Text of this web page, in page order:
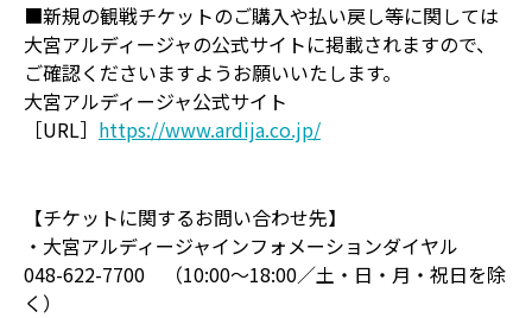
■新規の観戦チケットのご購入や払い戻し等に関しては
大宮アルディージャの公式サイトに掲載されますので、
ご確認くださいますようお願いいたします。
大宮アルディージャ公式サイト
［URL］ https://www.ardija.co.jp/
【チケットに関するお問い合わせ先】
・大宮アルディージャインフォメーションダイヤル
048-622-7700 （10:00～18:00／土・日・月・祝日を除
く）